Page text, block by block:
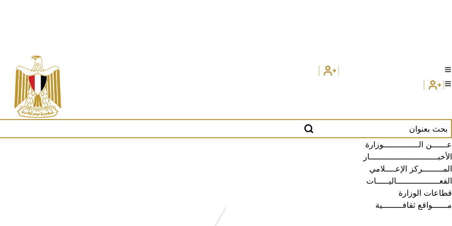
عــــــن الــــــــــــــوزارة
الأخبـــــــــــــــــــــــــــار
المــــــــركز الإعــــلامي
الفعـــــــــــــــــاليـــــات
قطاعات الوزارة
مــــــواقع ثقافــــــــية